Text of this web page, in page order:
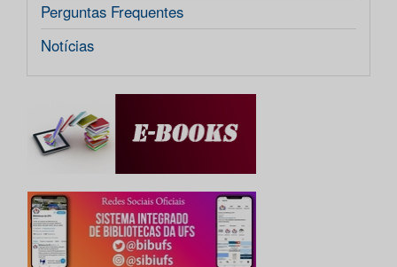
Perguntas Frequentes
Notícias